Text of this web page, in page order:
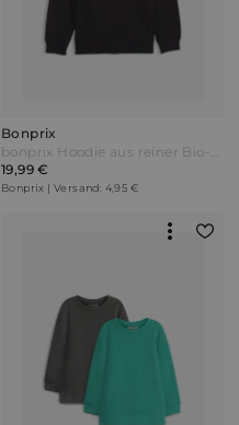
Bonprix
bonprix Hoodie aus reiner Bio-Baumwolle Rot
19,99 €
Bonprix | Versand: 4,95 €